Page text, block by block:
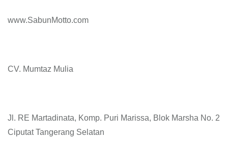
www.SabunMotto.com
CV. Mumtaz Mulia
Jl. RE Martadinata, Komp. Puri Marissa, Blok Marsha No. 2
Ciputat Tangerang Selatan